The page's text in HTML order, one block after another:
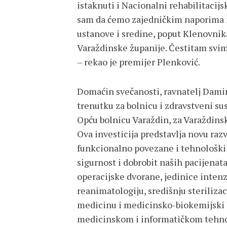
istaknuti i Nacionalni
sam da ćemo zajedničkim
ustanove i sredine, poput
Varaždinske županije. Čestitam
– rekao je premijer Plenković.
Domaćin svečanosti, ravnatelj
trenutku za bolnicu i zdravstveni
Opću bolnicu Varaždin, za
Ova investicija predstavlja novu
funkcionalno povezane i
sigurnost i dobrobit naših
operacijske dvorane, jedinice
reanimatologiju, središnju
medicinu i medicinsko-biokemijski
medicinskom i informatičkom